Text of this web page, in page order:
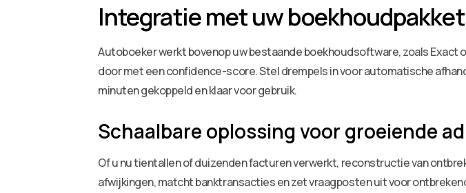
Integratie met uw
Autoboeker werkt bovenop uw bestaande boekhoudsoftware, zoals
door met een confidence-score. Stel drempels in voor automatische
minuten gekoppeld en klaar voor gebruik.
Schaalbare oplossing voor groeiende
Of u nu tientallen of duizenden facturen verwerkt, reconstructie van
afwijkingen, matcht banktransacties en zet vraagposten uit voor